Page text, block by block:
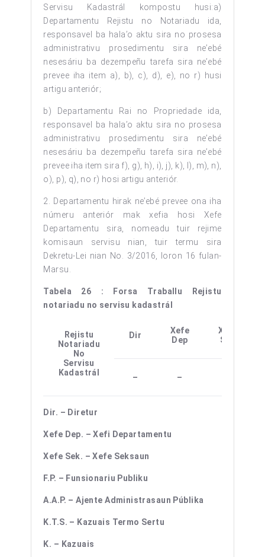
Servisu Kadastrál kompostu husi:a)
Departamentu Rejistu no Notariadu ida,
responsavel ba hala’o aktu sira no prosesa
administrativu prosedimentu sira ne’ebé
nesesáriu ba dezempeñu tarefa sira ne’ebé
prevee iha item a), b), c), d), e), no r) husi
artigu anteriór;
b) Departamentu Rai no Propriedade ida,
responsavel ba hala’o aktu sira no prosesa
administrativu prosedimentu sira ne’ebé
nesesáriu ba dezempeñu tarefa sira ne’ebé
prevee iha item sira f), g), h), i), j), k), l), m), n),
o), p), q), no r) hosi artigu anteriór.
2. Departamentu hirak ne’ebé prevee ona iha
númeru anteriór mak xefia hosi Xefe
Departamentu sira, nomeadu tuir rejime
komisaun servisu nian, tuir termu sira
Dekretu-Lei nian No. 3/2016, loron 16 fulan-
Marsu.
Tabela 26 : Forsa Traballu Rejistu
notariadu no servisu kadastrál
Rejistu
Notariadu
No
Servisu
Kadastrál
Dir
Xefe
Dep
Xefe
Sek
– –
Dir. – Diretur
Xefe Dep. – Xefi Departamentu
Xefe Sek. – Xefe Seksaun
F.P. – Funsionariu Publiku
A.A.P. – Ajente Administrasaun Públika
K.T.S. – Kazuais Termo Sertu
K. – Kazuais